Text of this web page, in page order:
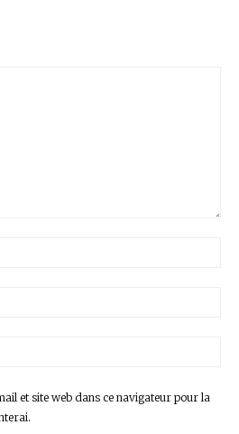
et site web dans ce navigateur pour la